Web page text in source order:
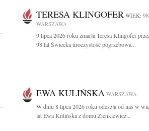
TERESA KLINGOFER WIEK: 98
WARSZAWA
9 lipca 2026 roku zmarła Teresa Klingofer
98 lat Świecka uroczystość pogrzebowa...
EWA KULIŃSKA WARSZAWA
W dniu 8 lipca 2026 roku odeszła od nas w
lat Ewa Kulińska z domu Zienkiewicz...